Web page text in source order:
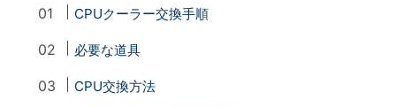
CPUクーラー交換手順
必要な道具
CPU交換方法